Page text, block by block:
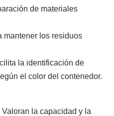
de materiales
mantener los residuos
la identificación de
el color del contenedor.
la capacidad y la